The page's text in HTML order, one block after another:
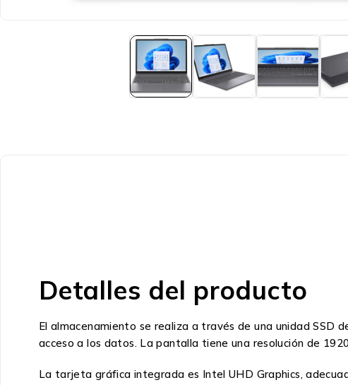
Detalles del producto
El almacenamiento se realiza a través de una unidad SSD
acceso a los datos. La pantalla tiene una resolución de
La tarjeta gráfica integrada es Intel UHD Graphics,